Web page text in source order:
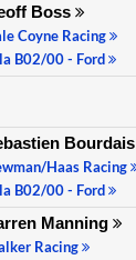
Boss
Coyne Racing
B02/00 - Ford
Bourdais
Haas Racing
B02/00 - Ford
Manning
Racing